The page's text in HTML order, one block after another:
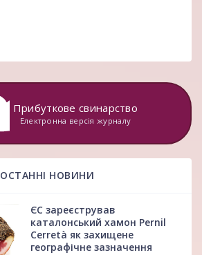
Прибуткове свинарство
Електронна версія журналу
ОСТАННІ НОВИНИ
ЄС зареєстрував
каталонський хамон Pernil
Cerretà як захищене
географічне зазначення